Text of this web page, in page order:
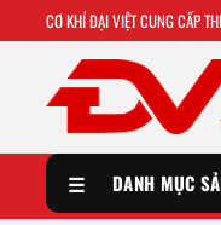
CƠ KHÍ ĐẠI VIỆT CUNG CẤP
☰ DANH MỤC